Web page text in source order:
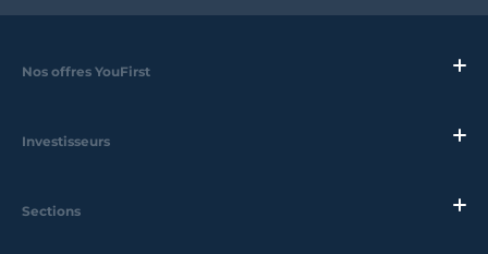
Nos offres YouFirst
Investisseurs
Sections